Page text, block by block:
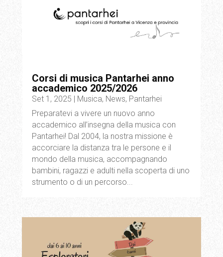
Corsi di musica Pantarhei anno
accademico 2025/2026
Set 1, 2025 | Musica, News, Pantarhei
Preparatevi a vivere un nuovo anno
accademico all’insegna della musica con
Pantarhei! Dal 2004, la nostra missione è
accorciare la distanza tra le persone e il
mondo della musica, accompagnando
bambini, ragazzi e adulti nella scoperta di uno
strumento o di un percorso...